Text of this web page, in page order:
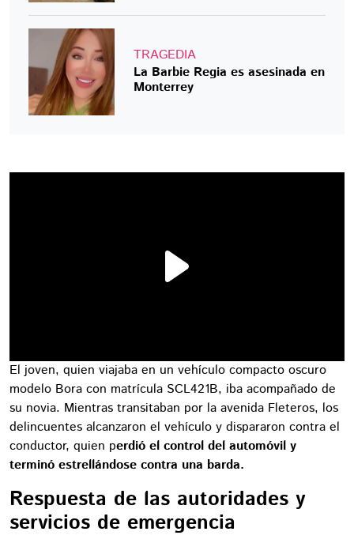
TRAGEDIA
La Barbie Regia es asesinada en
Monterrey
El joven, quien viajaba en un vehículo compacto oscuro
modelo Bora con matrícula SCL421B, iba acompañado de
su novia. Mientras transitaban por la avenida Fleteros, los
delincuentes alcanzaron el vehículo y dispararon contra el
conductor, quien perdió el control del automóvil y
terminó estrellándose contra una barda.
Respuesta de las autoridades y
servicios de emergencia